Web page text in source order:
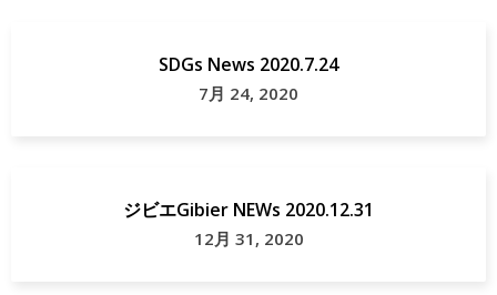
SDGs News 2020.7.24
7月 24, 2020
ジビエGibier NEWs 2020.12.31
12月 31, 2020